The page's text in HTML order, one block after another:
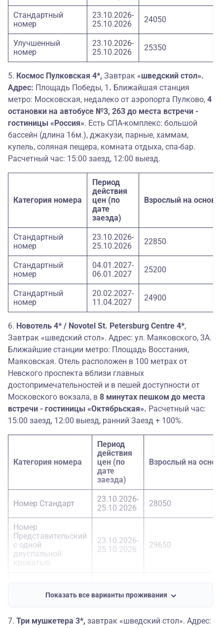
Стандартный
номер
23.10.2026-
25.10.2026
24050
Улучшенный
номер
23.10.2026-
25.10.2026
25350
5. Космос Пулковская 4*, Завтрак «шведский стол».
Адрес: Площадь Победы, 1 . Ближайшая станция
метро: Московская, недалеко от аэропорта Пулково, 4
остановки на автобусе №3, 263 до места встречи -
гостиницы «Россия». Есть СПА-комплекс: большой
бассейн (длина 16м.), джакузи, парные, хаммам,
купель, соляная пещера, комната отдыха, спа-бар.
Расчетный час: 15:00 заезд, 12:00 выезд.
Категория номера
Период
действия
цен (по
дате
заезда)
Взрослый на
Стандартный
номер
23.10.2026-
25.10.2026
22850
Стандартный
номер
04.01.2027-
06.01.2027
25200
Стандартный
номер
20.02.2027-
11.04.2027
24900
6. Новотель 4* / Novotel St. Petersburg Centre 4*,
Завтрак «шведский стол». Адрес: ул. Маяковского, 3А.
Ближайшие станции метро: Площадь Восстания,
Маяковская. Отель расположен в 100 метрах от
Невского проспекта вблизи главных
достопримечательностей и в пешей доступности от
Московского вокзала, в 8 минутах пешком до места
встречи - гостиницы «Октябрьская». Расчетный час:
15:00 заезд, 12:00 выезд, ранний Заезд + 100%.
Категория номера
Период
действия
цен (по
дате
заезда)
Взрослый на
Номер Стандарт
23.10.2026-
25.10.2026
28050
Номер
Представительский
с одной
двуспальной
кроватью
23.10.2026-
25.10.2026
29650
Представительский
23.10.2026-
Показать все варианты проживания
7. Три мушкетера 3*, завтрак «шведский стол». Адрес: